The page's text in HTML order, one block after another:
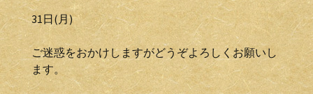
31日(月)
ご迷惑をおかけしますがどうぞよろしくお願いし
ます。